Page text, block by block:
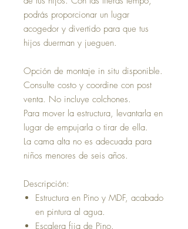
podrás proporcionar un lugar
acogedor y divertido para que tus
hijos duerman y jueguen.
Opción de montaje in situ disponible.
Consulte costo y coordine con post
venta. No incluye colchones.
Para mover la estructura, levantarla en
lugar de empujarla o tirar de ella.
La cama alta no es adecuada para
niños menores de seis años.
Descripción:
Estructura en Pino y MDF, acabado
en pintura al agua.
Escalera fija de Pino.